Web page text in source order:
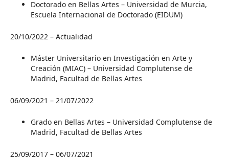
Doctorado en Bellas Artes – Universidad de Murcia,
Escuela Internacional de Doctorado (EIDUM)
20/10/2022 – Actualidad
Máster Universitario en Investigación en Arte y
Creación (MIAC) – Universidad Complutense de
Madrid, Facultad de Bellas Artes
06/09/2021 – 21/07/2022
Grado en Bellas Artes – Universidad Complutense de
Madrid, Facultad de Bellas Artes
25/09/2017 – 06/07/2021